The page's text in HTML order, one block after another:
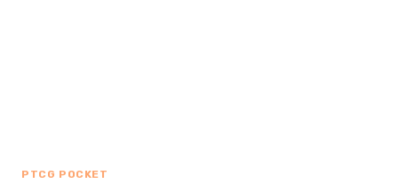
PTCG POCKET